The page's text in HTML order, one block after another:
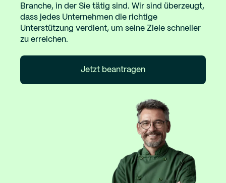
Branche, in der Sie tätig sind. Wir sind überzeugt,
dass jedes Unternehmen die richtige
Unterstützung verdient, um seine Ziele schneller
zu erreichen.
Jetzt beantragen